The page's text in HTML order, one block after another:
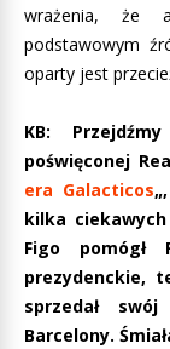
wrażenia, że
podstawowym
oparty jest
KB:
poświęconej
era Galacticos
kilka
Figo pomógł
prezydenckie,
sprzedał
Barcelony.